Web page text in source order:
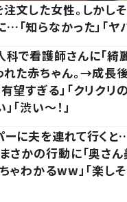
文した女性。しかし
「知らなかった」「ヤ
科で看護師さんに「綺
れた赤ちゃん。→成長
有望すぎる」「クリクリ
「渋い～！」
ーに夫を連れて行くと
さかの行動に「奥さん
ちゃわかるww」「楽し